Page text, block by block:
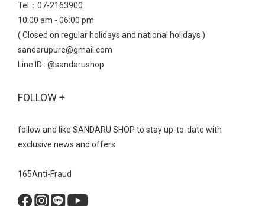
魂所在，不僅能修飾小腿線條，更能強化復古學院的氛圍，讓黑色
厚底鞋視覺感不沉重。 瑪莉珍 鑽飾小花雙帶輕量瑪莉珍鞋 - 休閒鬆
弛風正夯：機能瑪莉珍運動鞋真皮雙帶內增高瑪莉珍運動鞋結合了
「運動休閒」與「優雅瑪莉珍」的混血單品， 透過真皮與麂皮拼接
及豆豆防滑大底，營造出一種率性且具備機能感的時髦態度。 復古
造出一種不刻意打扮的「鬆弛感」 鮮紅色的瑪莉珍鞋，能瞬間點亮
動鞋- 復古芭蕾魔鬼氈綁帶內增高運動鞋美式復古運動風→ 外觀看似
平底，但隱藏的內增高設計能偷偷拉長小腿比例， 讓即便穿著容易
氈綁帶內增高運動鞋- 無論是機能運動瑪莉珍、厚底顯瘦瑪莉珍，還
時尚與舒適之間二選一，搭配起來又超有型～ 現在就為你的鞋櫃添
Tel：07-2163900
10:00 am - 06:00 pm
( Closed on regular holidays and national holidays )
sandarupure@gmail.com
Line ID : @sandarushop
FOLLOW +
follow and like SANDARU SHOP to stay up-to-date with
exclusive news and offers
165Anti-Fraud